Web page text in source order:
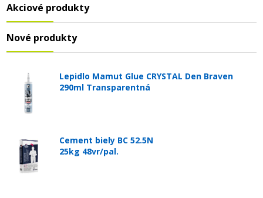
Akciové produkty
Nové produkty
Lepidlo Mamut Glue CRYSTAL Den Braven
290ml Transparentná
Cement biely BC 52.5N
25kg 48vr/pal.